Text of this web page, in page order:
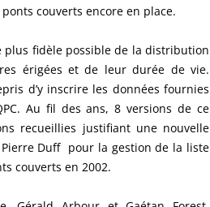
couverts encore en place.
plus fidèle possible de la distribution
érigées et de leur durée de vie.
d’y inscrire les données fournies
Au fil des ans, 8 versions de ce
recueillies justifiant une nouvelle
Duff pour la gestion de la liste
couverts en 2002.